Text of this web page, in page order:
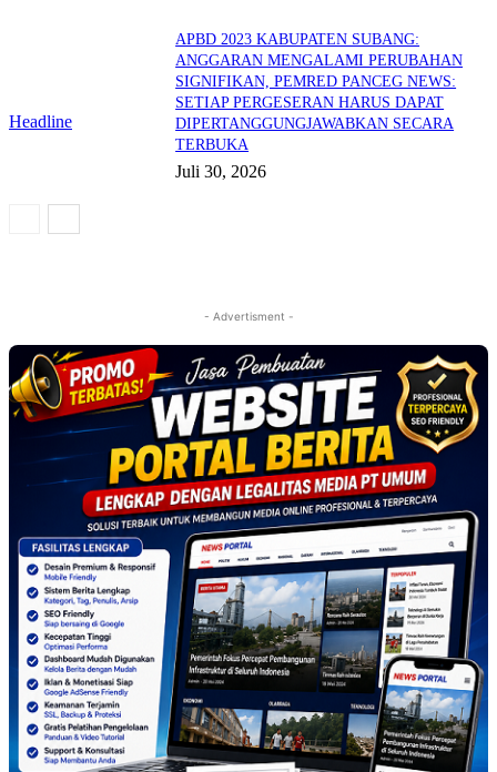
Headline
APBD 2023 KABUPATEN SUBANG:
ANGGARAN MENGALAMI PERUBAHAN
SIGNIFIKAN, PEMRED PANCEG NEWS:
SETIAP PERGESERAN HARUS DAPAT
DIPERTANGGUNGJAWABKAN SECARA
TERBUKA
Juli 30, 2026
- Advertisment -